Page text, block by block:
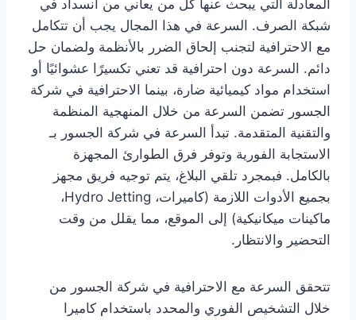
المعادلة التي يبحث عنها كل من يعاني من انسداد في
شبكة الصرف. السرعة في هذا المجال يجب أن تتكامل
مع الاحترافية لتجنب إلحاق الضرر بالأنظمة ولضمان حل
دائم. السرعة دون احترافية قد تعني تكسيرًا عشوائيًا أو
استخدام مواد كيميائية ضارة، بينما الاحترافية في شركة
الجسور تضمن السرعة من خلال المنهجية المنظمة
والتقنية المتقدمة. تبدأ السرعة في شركة الجسور بـ
الاستجابة الفورية وتوفر فرق الطوارئ المجهزة
بالكامل. فبمجرد تلقي البلاغ، يتم توجيه فريق مجهز
بجميع الأدوات اللازمة (كاميرات، Hydro Jetting،
ماكينات ميكانيكية) إلى الموقع، مما يقلل من وقت
التحضير والانتظار.
تتحقق السرعة مع الاحترافية في شركة الجسور من
خلال التشخيص الفوري والمحدد باستخدام كاميرا